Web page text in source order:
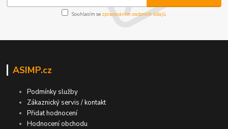
Souhlasím se zpracováním osobních údajů.
ASIMP.cz
Podmínky služby
Zákaznický servis / kontakt
Přidat hodnocení
Hodnocení obchodu